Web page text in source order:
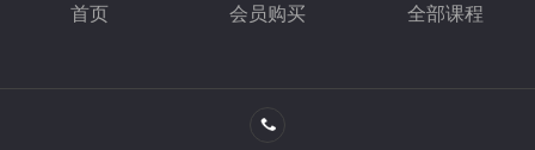
首页 会员购买 全部课程